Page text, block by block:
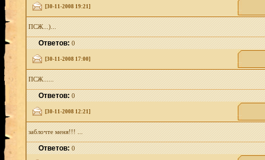
[30-11-2008 19:21]
ПСЖ...)...
Ответов:0
[30-11-2008 17:00]
ПСЖ......
Ответов:0
[30-11-2008 12:21]
заблочте меня!!! ...
Ответов:0